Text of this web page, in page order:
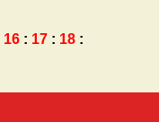
16: 17: 18: